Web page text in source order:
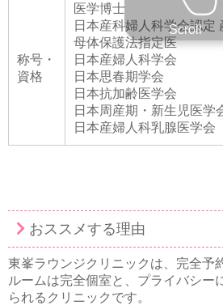
称号・
資格
医学博士
日本産科婦人科学会認定
母体保護法指定医
日本産婦人科学会
日本思春期学会
日本抗加齢医学会
日本周産期・新生児医学
日本産婦人科乳腺医学会
Scroll
おススメする理由
東峯ラウンジクリニックは、完全予
ルームは完全個室と、プライバシー
られるクリニックです。